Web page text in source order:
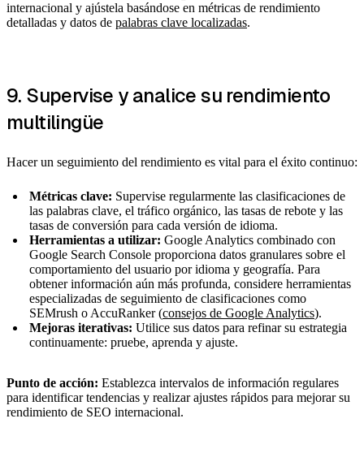
internacional y ajústela basándose en métricas de rendimiento
detalladas y datos de palabras clave localizadas.
9. Supervise y analice su rendimiento
multilingüe
Hacer un seguimiento del rendimiento es vital para el éxito continuo:
Métricas clave: Supervise regularmente las clasificaciones de
las palabras clave, el tráfico orgánico, las tasas de rebote y las
tasas de conversión para cada versión de idioma.
Herramientas a utilizar: Google Analytics combinado con
Google Search Console proporciona datos granulares sobre el
comportamiento del usuario por idioma y geografía. Para
obtener información aún más profunda, considere herramientas
especializadas de seguimiento de clasificaciones como
SEMrush o AccuRanker (consejos de Google Analytics).
Mejoras iterativas: Utilice sus datos para refinar su estrategia
continuamente: pruebe, aprenda y ajuste.
Punto de acción: Establezca intervalos de información regulares
para identificar tendencias y realizar ajustes rápidos para mejorar su
rendimiento de SEO internacional.